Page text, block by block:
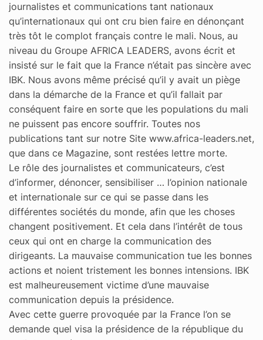
journalistes et communications tant nationaux
qu’internationaux qui ont cru bien faire en dénonçant
très tôt le complot français contre le mali. Nous, au
niveau du Groupe AFRICA LEADERS, avons écrit et
insisté sur le fait que la France n’était pas sincère avec
IBK. Nous avons même précisé qu’il y avait un piège
dans la démarche de la France et qu’il fallait par
conséquent faire en sorte que les populations du mali
ne puissent pas encore souffrir. Toutes nos
publications tant sur notre Site www.africa-leaders.net,
que dans ce Magazine, sont restées lettre morte.
Le rôle des journalistes et communicateurs, c’est
d’informer, dénoncer, sensibiliser … l’opinion nationale
et internationale sur ce qui se passe dans les
différentes sociétés du monde, afin que les choses
changent positivement. Et cela dans l’intérêt de tous
ceux qui ont en charge la communication des
dirigeants. La mauvaise communication tue les bonnes
actions et noient tristement les bonnes intensions. IBK
est malheureusement victime d’une mauvaise
communication depuis la présidence.
Avec cette guerre provoquée par la France l’on se
demande quel visa la présidence de la république du